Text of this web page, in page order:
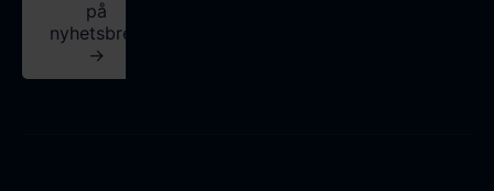
på
nyhetsbrev
→